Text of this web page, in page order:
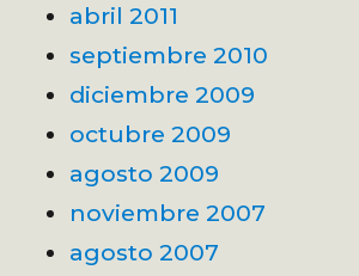
abril 2011
septiembre 2010
diciembre 2009
octubre 2009
agosto 2009
noviembre 2007
agosto 2007